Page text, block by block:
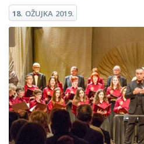
18. OŽUJKA 2019.